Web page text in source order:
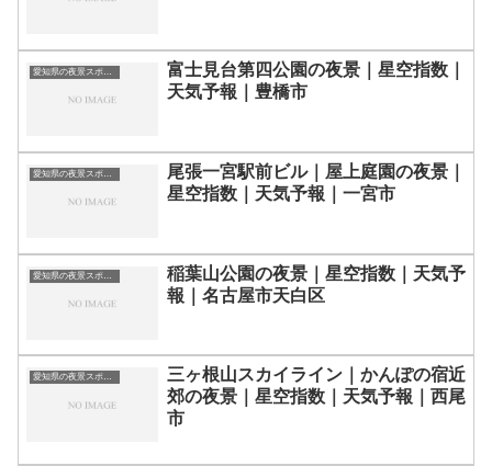
愛知県の夜景スポット一覧
富士見台第四公園の夜景｜星空指数｜
天気予報｜豊橋市
愛知県の夜景スポット一覧
尾張一宮駅前ビル｜屋上庭園の夜景｜
星空指数｜天気予報｜一宮市
愛知県の夜景スポット一覧
稲葉山公園の夜景｜星空指数｜天気予
報｜名古屋市天白区
愛知県の夜景スポット一覧
三ヶ根山スカイライン｜かんぽの宿近
郊の夜景｜星空指数｜天気予報｜西尾
市